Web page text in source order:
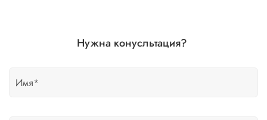
Нужна конусльтация?